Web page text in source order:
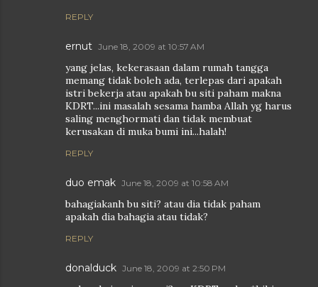
REPLY
ernut June 18, 2009 at 10:57 AM
yang jelas, kekerasaan dalam rumah tangga
memang tidak boleh ada, terlepas dari apakah
istri bekerja atau apakah bu siti paham makna
KDRT...ini masalah sesama hamba Allah yg harus
saling menghormati dan tidak membuat
kerusakan di muka bumi ini...halah!
REPLY
duo emak June 18, 2009 at 10:58 AM
bahagiakanh bu siti? atau dia tidak paham
apakah dia bahagia atau tidak?
REPLY
donalduck June 18, 2009 at 2:50 PM